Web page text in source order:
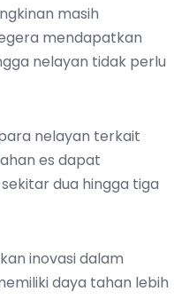
masih
mendapatkan
nelayan tidak perlu
nelayan terkait
es dapat
dua hingga tiga
inovasi dalam
daya tahan lebih